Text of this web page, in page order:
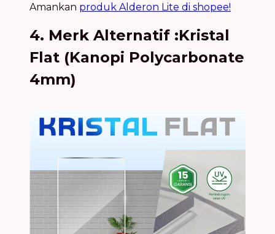
Amankan produk Alderon Lite di shopee!
4. Merk Alternatif :Kristal
Flat (Kanopi Polycarbonate
4mm)